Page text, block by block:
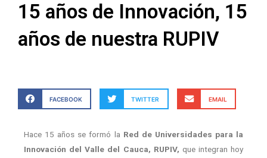
15 años de Innovación, 15
años de nuestra RUPIV
FACEBOOK TWITTER EMAIL
Hace 15 años se formó la Red de Universidades para la
Innovación del Valle del Cauca, RUPIV, que integran hoy